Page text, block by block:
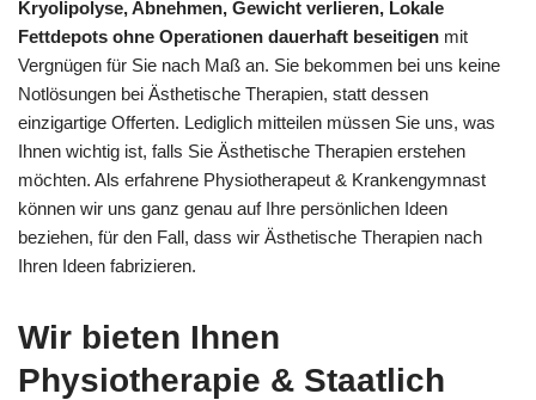
Kryolipolyse, Abnehmen, Gewicht verlieren, Lokale
Fettdepots ohne Operationen dauerhaft beseitigen mit
Vergnügen für Sie nach Maß an. Sie bekommen bei uns keine
Notlösungen bei Ästhetische Therapien, statt dessen
einzigartige Offerten. Lediglich mitteilen müssen Sie uns, was
Ihnen wichtig ist, falls Sie Ästhetische Therapien erstehen
möchten. Als erfahrene Physiotherapeut & Krankengymnast
können wir uns ganz genau auf Ihre persönlichen Ideen
beziehen, für den Fall, dass wir Ästhetische Therapien nach
Ihren Ideen fabrizieren.
Wir bieten Ihnen
Physiotherapie & Staatlich